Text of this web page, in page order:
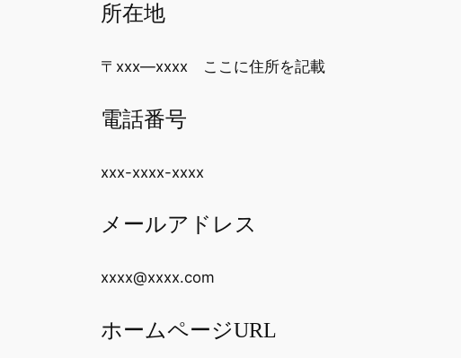
所在地
〒xxx―xxxx ここに住所を記載
電話番号
xxx-xxxx-xxxx
メールアドレス
xxxx@xxxx.com
ホームページURL